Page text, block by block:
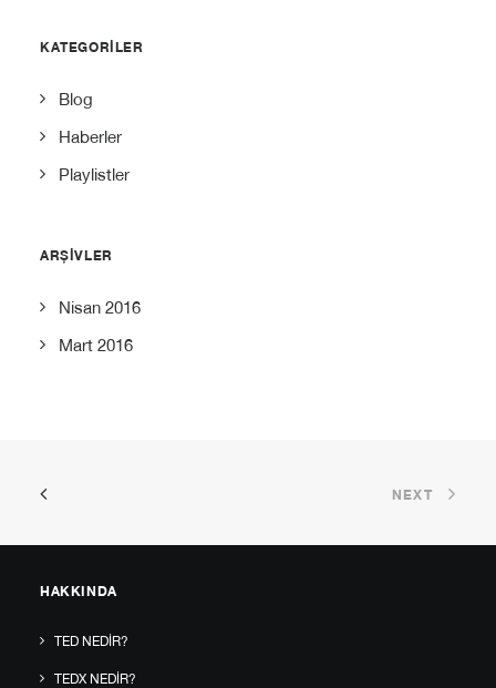
KATEGORILER
Blog
Haberler
Playlistler
ARŞIVLER
Nisan 2016
Mart 2016
NEXT
HAKKINDA
TED NEDIR?
TEDX NEDIR?